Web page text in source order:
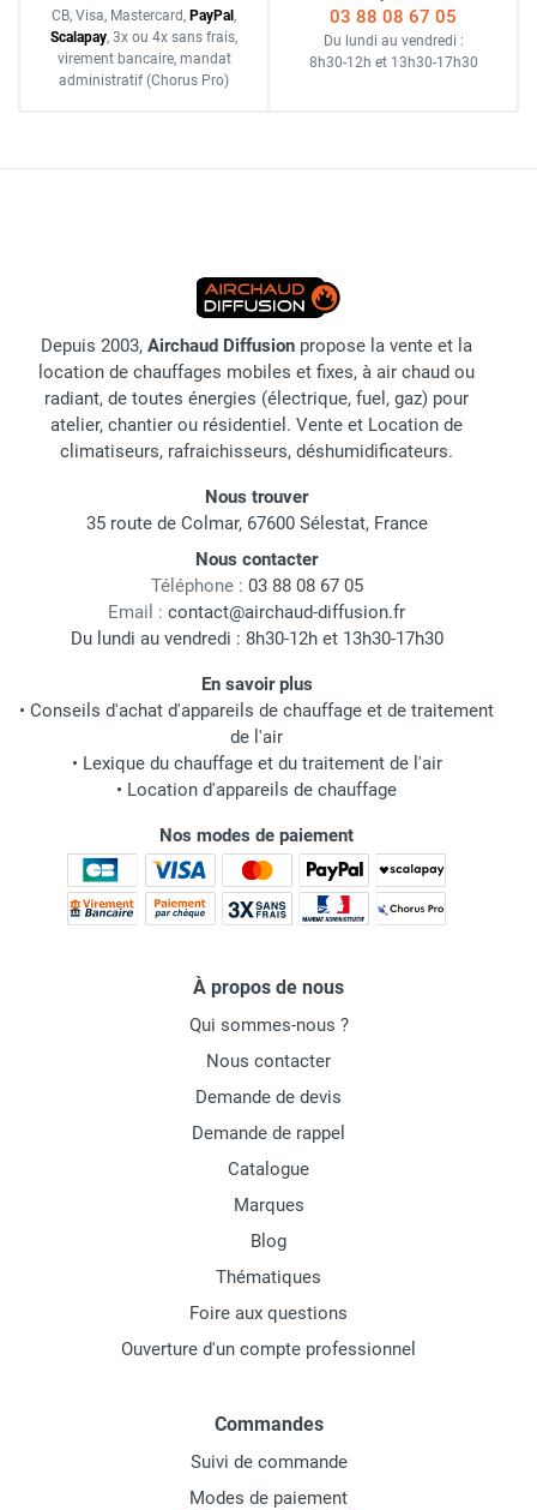
CB, Visa, Mastercard, PayPal ,
Scalapay, 3x ou 4x sans frais,
virement bancaire, mandat
administratif (Chorus Pro)
03 88 08 67 05
Du lundi au vendredi :
8h30-12h et 13h30-17h30
Depuis 2003, Airchaud Diffusion propose la vente et la
location de chauffages mobiles et fixes, à air chaud ou
radiant, de toutes énergies (électrique, fuel, gaz) pour
atelier, chantier ou résidentiel. Vente et Location de
climatiseurs, rafraichisseurs, déshumidificateurs.
Nous trouver
35 route de Colmar, 67600 Sélestat, France
Nous contacter
Téléphone : 03 88 08 67 05
Email : contact@airchaud-diffusion.fr
Du lundi au vendredi : 8h30-12h et 13h30-17h30
En savoir plus
• Conseils d'achat d'appareils de chauffage et de traitement
de l'air
• Lexique du chauffage et du traitement de l'air
• Location d'appareils de chauffage
Nos modes de paiement
À propos de nous
Qui sommes-nous ?
Nous contacter
Demande de devis
Demande de rappel
Catalogue
Marques
Blog
Thématiques
Foire aux questions
Ouverture d'un compte professionnel
Commandes
Suivi de commande
Modes de paiement